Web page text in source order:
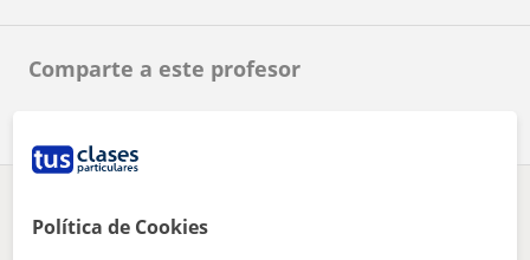
Comparte a este profesor
¿Hay algún error en este perfil?
Política de Cookies